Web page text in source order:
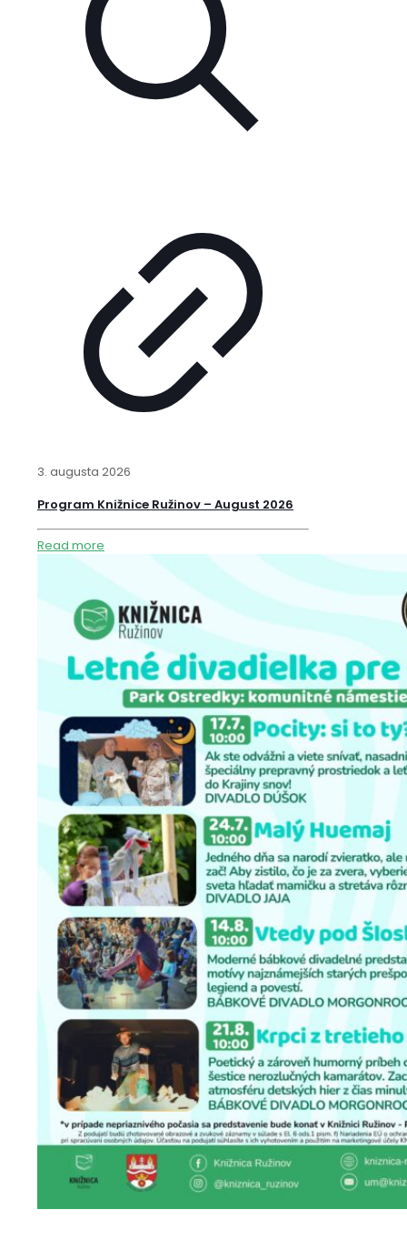
3. augusta 2026
Program Knižnice Ružinov – August 2026
Read more